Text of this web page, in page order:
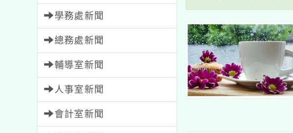
學務處新聞
總務處新聞
輔導室新聞
人事室新聞
會計室新聞